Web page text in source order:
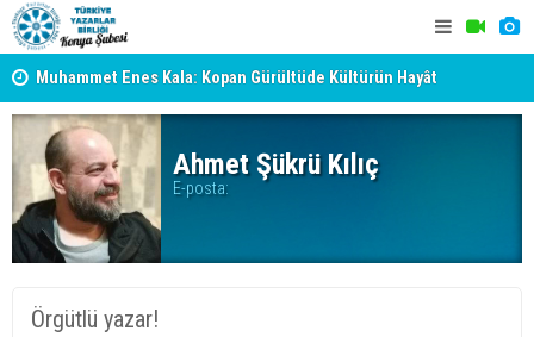
Muhammet Enes Kala: Kopan Gürültüde Kültürün Hayât
Veren Sükûtunu Duyabilmek
Erzincan’da Kültür ve Edebiyat Zirvesi - Nurettin Topçu
Sokağı Açılışı
Ahmet Şükrü Kılıç
E-posta:
Örgütlü yazar!